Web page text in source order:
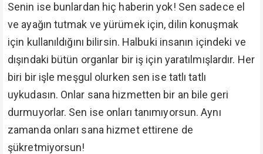
Senin ise bunlardan hiç haberin yok! Sen sadece el
ve ayağın tutmak ve yürümek için, dilin konuşmak
için kullanıldığını bilirsin. Halbuki insanın içindeki ve
dışındaki bütün organlar bir iş için yaratılmışlardır. Her
biri bir işle meşgul olurken sen ise tatlı tatlı
uykudasın. Onlar sana hizmetten bir an bile geri
durmuyorlar. Sen ise onları tanımıyorsun. Aynı
zamanda onları sana hizmet ettirene de
şükretmiyorsun!